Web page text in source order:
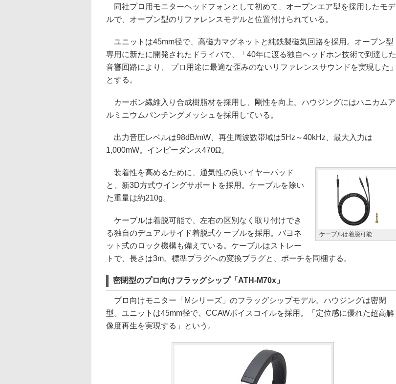
同社プロ用モニターヘッドフォンとして初めて、オープンエア型を採用したモデ
ルで、オープン型のリファレンスモデルと位置付けられている。
ユニットは45mm径で、高磁力マグネットと純鉄製磁気回路を採用。オープン型
専用に新たに開発されたドライバで、「40年に渡る独自ヘッドホン技術で到達した
音響回路により、 プロ用途に最適な歪みのないリファレンスサウンドを実現した」
とする。
カーボン繊維入り合成樹脂材を採用し、剛性を向上。ハウジングにはハニカムア
ルミニウムパンチングメッシュを採用している。
出力音圧レベルは98dB/mW、再生周波数帯域は5Hz～40kHz、最大入力は
1,000mW。インピーダンス470Ω。
ケーブルは着脱可能
装着性を高めるために、通気性の良いイヤーパッド
と、新3D方式ウイングサポートを採用。ケーブルを除い
た重量は約210g。
ケーブルは着脱可能で、左右の区別なく取り付けでき
る独自のデュアルサイド着脱式ケーブルを採用。バヨネ
ット式のロック機構も備えている。ケーブルはストレー
トで、長さは3m。標準プラグへの変換プラグと、ポーチを同梱する。
密閉型のプロ向けフラッグシップ「ATH-M70x」
プロ向けモニター「Mシリーズ」のフラッグシップモデル。ハウジングは密閉
型。ユニットは45mm径で、CCAWボイスコイルを採用。「定位感に優れた超高解
像度再生を実現する」という。